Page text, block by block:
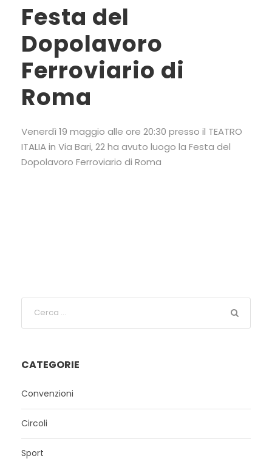
Festa del
Dopolavoro
Ferroviario di
Roma
Venerdì 19 maggio alle ore 20:30 presso il TEATRO
ITALIA in Via Bari, 22 ha avuto luogo la Festa del
Dopolavoro Ferroviario di Roma
CATEGORIE
Convenzioni
Circoli
Sport